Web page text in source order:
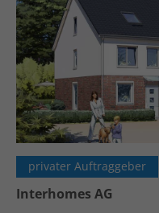
privater Auftraggeber
Interhomes AG